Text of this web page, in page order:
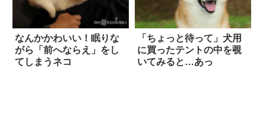
なんかかわいい！眠りな
がら「前へならえ」をし
てしまうネコ
「ちょっと待って」犬用
に買ったテントの中を覗
いてみると…あっ